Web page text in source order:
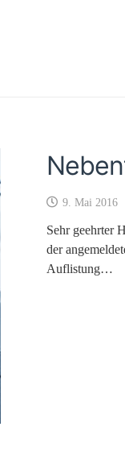
9. Mai 2016
Sehr geehrter
der
Auflistung…